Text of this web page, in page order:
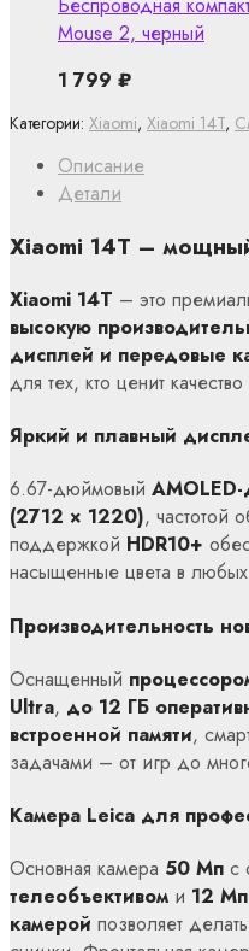
Описание
Детали
Xiaomi 14T –
Xiaomi 14T – это
высокую
дисплей и передовые
для тех, кто ценит
Яркий и плавный
6.67-дюймовый
(2712 × 1220), частотой
поддержкой HDR10+
насыщенные цвета в любых
Производительность
Оснащенный
Ultra, до 12 ГБ
встроенной памяти,
задачами – от игр до
Камера Leica для
Основная камера 50 Мп с
телеобъективом и 12
камерой позволяет
Категории: Xiaomi, Xiaomi 14T,
Беспроводная
Mouse 2, черный
1 799 ₽